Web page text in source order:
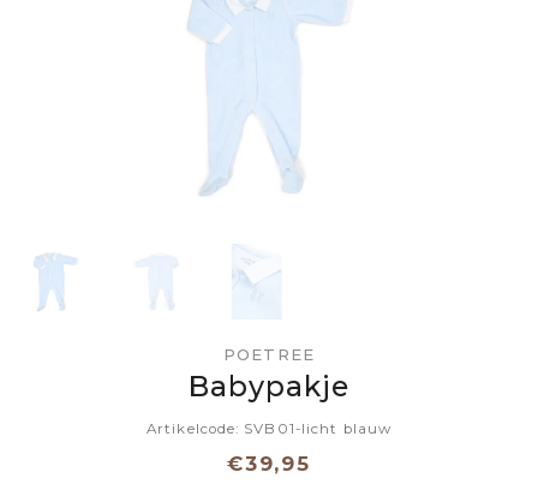
POETREE
Babypakje
Artikelcode: SVB01-licht blauw
€39,95